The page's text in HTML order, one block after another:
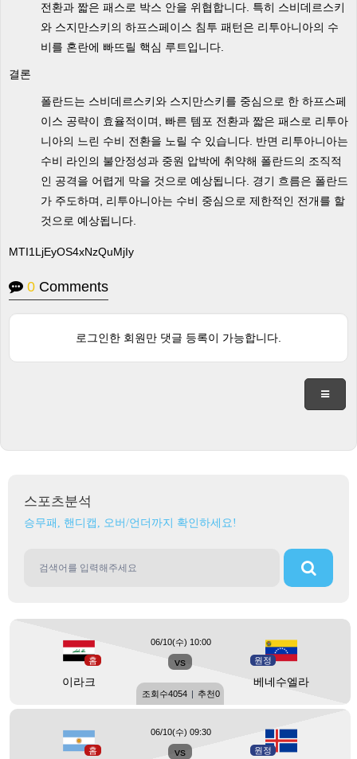
전환과 짧은 패스로 박스 안을 위협합니다. 특히 스비데르스키
와 스지만스키의 하프스페이스 침투 패턴은 리투아니아의 수
비를 혼란에 빠뜨릴 핵심 루트입니다.
결론
폴란드는 스비데르스키와 스지만스키를 중심으로 한 하프스페
이스 공략이 효율적이며, 빠른 템포 전환과 짧은 패스로 리투아
니아의 느린 수비 전환을 노릴 수 있습니다. 반면 리투아니아는
수비 라인의 불안정성과 중원 압박에 취약해 폴란드의 조직적
인 공격을 어렵게 막을 것으로 예상됩니다. 경기 흐름은 폴란드
가 주도하며, 리투아니아는 수비 중심으로 제한적인 전개를 할
것으로 예상됩니다.
MTI1LjEyOS4xNzQuMjIy
0 Comments
로그인한 회원만 댓글 등록이 가능합니다.
스포츠분석
승무패, 핸디캡, 오버/언더까지 확인하세요!
홈
이라크
vs 원정
베네수엘라
06/10(수) 10:00
조회수4054 | 추천0
홈 vs 원정
06/10(수) 09:30